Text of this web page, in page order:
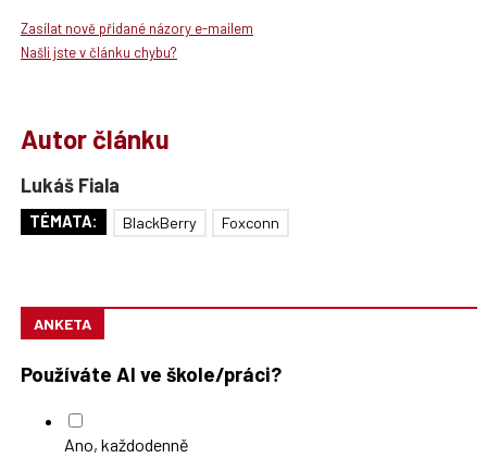
Zasílat nově přidané názory e-mailem
Našli jste v článku chybu?
Autor článku
Lukáš Fiala
TÉMATA: BlackBerry Foxconn
ANKETA
Používáte AI ve škole/práci?
Ano, každodenně